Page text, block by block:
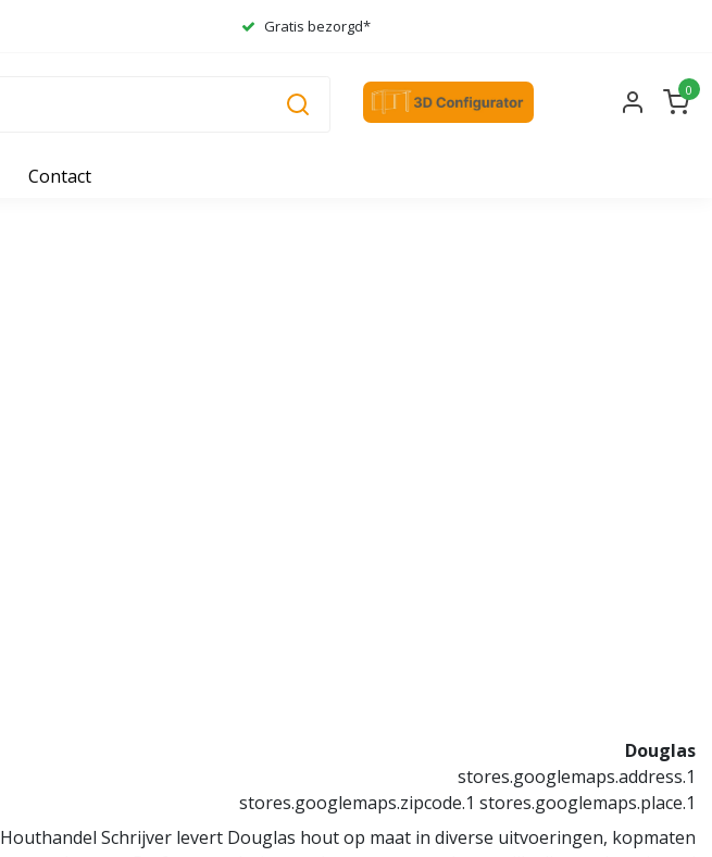
Gratis bezorgd*
0
Contact
Douglas
stores.googlemaps.address.1
stores.googlemaps.zipcode.1 stores.googlemaps.place.1
Houthandel Schrijver levert Douglas hout op maat in diverse uitvoeringen, kopmaten